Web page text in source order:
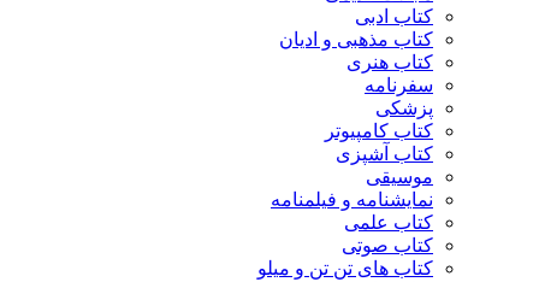
کتاب ادبی
کتاب مذهبی و ادیان
کتاب هنری
سفرنامه
پزشکی
کتاب کامپیوتر
کتاب آشپزی
موسیقی
نمایشنامه و فیلمنامه
کتاب علمی
کتاب صوتی
کتاب های تن تن و میلو